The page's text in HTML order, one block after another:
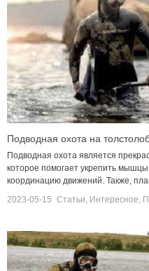
Подводная охота на
Подводная охота является
которое помогает укрепить
координацию движений. Также,
2023-05-15 Статьи Интересное